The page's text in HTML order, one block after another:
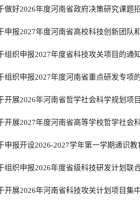
做好2026年度河南省政府决策研究课题
申报2027年度河南省高校科技创新团队
组织申报2027年度省科技攻关项目的通知
组织申报2027年度河南省重点研发专项
开展2026年河南省哲学社会科学规划项
开展2027年度河南省高等学校哲学社会
申报开设2026-2027学年第一学期通识教
组织申报2026年度省级科技研发计划联
开展2026年河南省科技攻关计划项目集